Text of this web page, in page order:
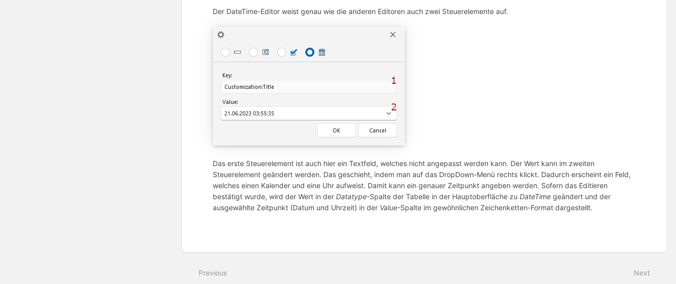
Der DateTime-Editor weist genau wie die anderen Editoren auch zwei Steuerelemente auf.
Das erste Steuerelement ist auch hier ein Textfeld, welches nicht angepasst werden kann. Der Wert kann im zweiten
Steuerelement geändert werden. Das geschieht, indem man auf das DropDown-Menü rechts klickt. Dadurch erscheint ein Feld,
welches einen Kalender und eine Uhr aufweist. Damit kann ein genauer Zeitpunkt angeben werden. Sofern das Editieren
bestätigt wurde, wird der Wert in derDatatype-Spalte der Tabelle in der Hauptoberfläche zuDateTimegeändert und der
ausgewählte Zeitpunkt (Datum und Uhrzeit) in der Value-Spalte im gewöhnlichen Zeichenketten-Format dargestellt.
mode
Previous Next